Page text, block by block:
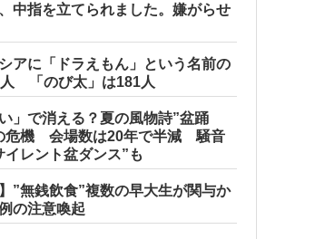
中指を立てられました。嫌がらせ
アに「ドラえもん」という名前の
「のび太」は181人
い」で消える？夏の風物詩”盆踊
危機 会場数は20年で半減 騒音
イレント盆ダンス”も
】”無銭飲食”複数の早大生が関与か
の注意喚起